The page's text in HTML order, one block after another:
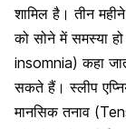
शामिल है। तीन
को सोने में समस्या
insomnia) कहा
सकते हैं।स्लीप
मानसिक तनाव